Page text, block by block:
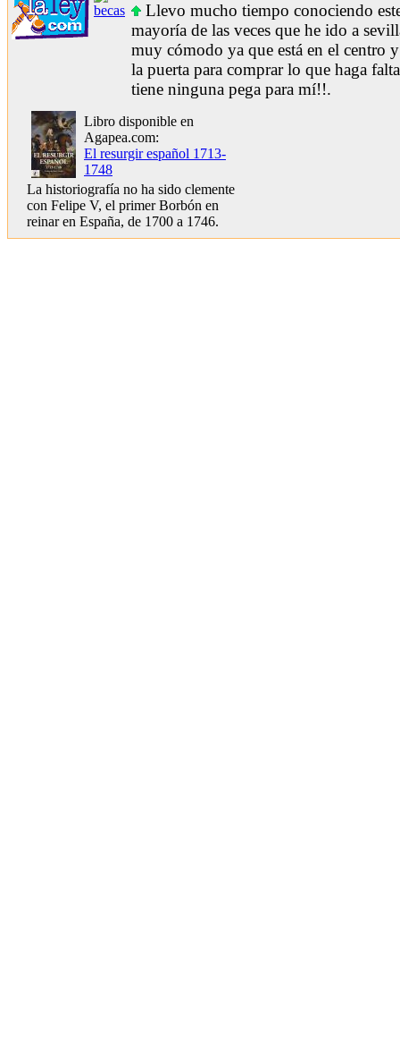
Llevo mucho tiempo conociendo
mayoría de las veces que he ido a
muy cómodo ya que está en el centro
la puerta para comprar lo que haga
tiene ninguna pega para mí!!.
Libro disponible en
Agapea.com:
El resurgir español 1713-
1748
La historiografía no ha sido clemente
con Felipe V, el primer Borbón en
reinar en España, de 1700 a 1746.